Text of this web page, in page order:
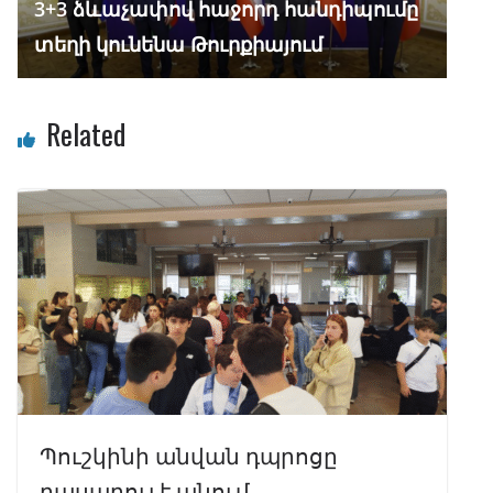
3+3 ձևաչափով հաջորդ հանդիպումը
տեղի կունենա Թուրքիայում
Related
Պուշկինի անվան դպրոցը